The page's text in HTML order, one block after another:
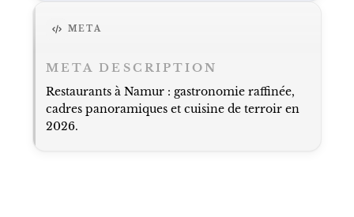
META
META DESCRIPTION
Restaurants à Namur : gastronomie raffinée,
cadres panoramiques et cuisine de terroir en
2026.